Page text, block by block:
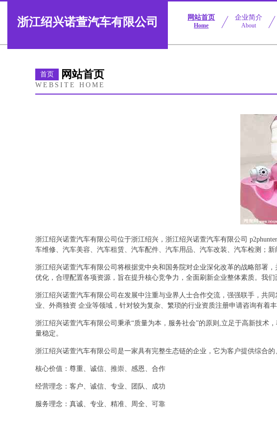
浙江绍兴诺萱汽车有限公司 网站首页
Home
企业简介
About
首页 网站首页
WEBSITE HOME
浙江绍兴诺萱汽车有限公司位于浙江绍兴，浙江绍兴诺萱汽车有限公司
车维修、汽车美容、汽车租赁、汽车配件、汽车用品、汽车改装、汽车检测；
浙江绍兴诺萱汽车有限公司将根据党中央和国务院对企业深化改革的战略部署
优化，合理配置各项资源，旨在提升核心竞争力，全面刷新企业整体素质。我
浙江绍兴诺萱汽车有限公司在发展中注重与业界人士合作交流，强强联手，共
业、外商独资 企业等领域，针对较为复杂、繁琐的行业资质注册申请咨询有着
浙江绍兴诺萱汽车有限公司秉承“质量为本，服务社会”的原则,立足于高新技
量稳定。
浙江绍兴诺萱汽车有限公司是一家具有完整生态链的企业，它为客户提供综合
核心价值：尊重、诚信、推崇、感恩、合作
经营理念：客户、诚信、专业、团队、成功
服务理念：真诚、专业、精准、周全、可靠